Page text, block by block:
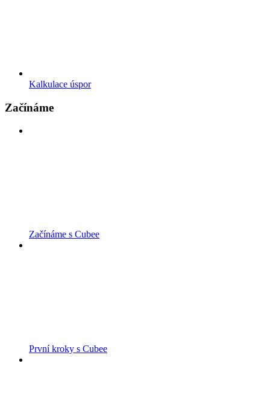
Kalkulace úspor
Začínáme
Začínáme s Cubee
První kroky s Cubee